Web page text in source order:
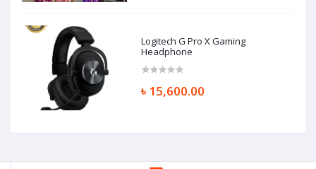
Logitech G Pro X Gaming
Headphone
৳ 15,600.00